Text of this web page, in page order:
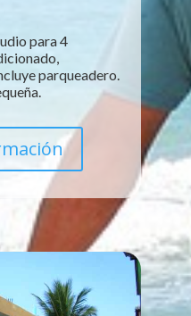
para 4
parqueadero.